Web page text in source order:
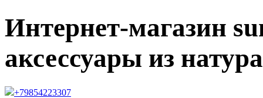
Интернет-магазин
аксессуары из
+79854223307